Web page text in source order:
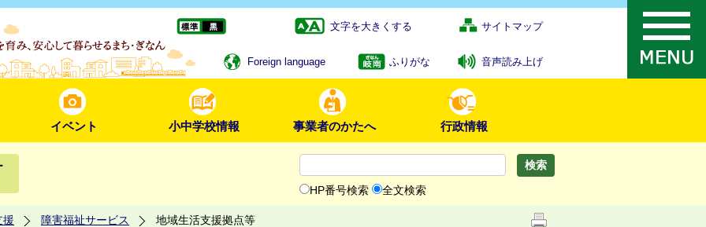
文字を大きくする サイトマップ
Foreign language ふりがな 音声読み上げ
イベント 小中学校情報 事業者のかたへ 行政情報
HP番号検索 全文検索
援 障害福祉サービス 地域生活支援拠点等